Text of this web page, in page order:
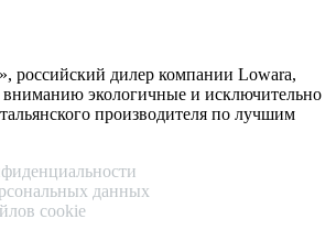
российский дилер компании Lowara,
вниманию экологичные и исключительно
производителя по лучшим
данных
cookie